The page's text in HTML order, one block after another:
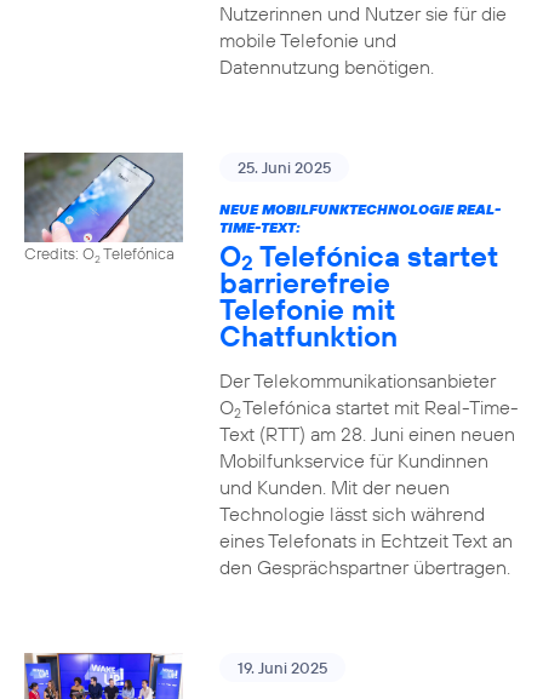
Nutzerinnen und Nutzer sie für die
mobile Telefonie und
Datennutzung benötigen.
Credits: O2Telefónica
25. Juni 2025
NEUE MOBILFUNKTECHNOLOGIE REAL-
TIME-TEXT:
O2 Telefónica startet
barrierefreie
Telefonie mit
Chatfunktion
Der Telekommunikationsanbieter
O2Telefónica startet mit Real-Time-
Text (RTT) am 28. Juni einen neuen
Mobilfunkservice für Kundinnen
und Kunden. Mit der neuen
Technologie lässt sich während
eines Telefonats in Echtzeit Text an
den Gesprächspartner übertragen.
19. Juni 2025